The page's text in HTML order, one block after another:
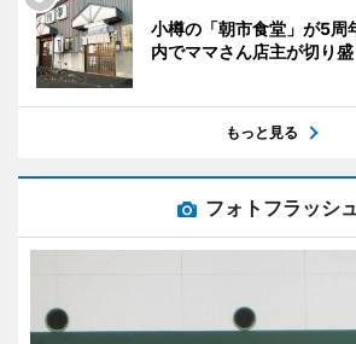
小樽の「朝市食堂」が5
内でママさん店主が切り盛
もっと見る
フォトフラッシ